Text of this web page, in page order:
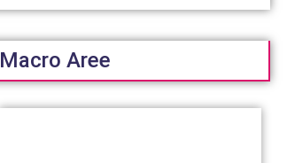
Macro Aree